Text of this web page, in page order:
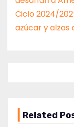
Ciclo 2024/
azúcar y alzas
Related